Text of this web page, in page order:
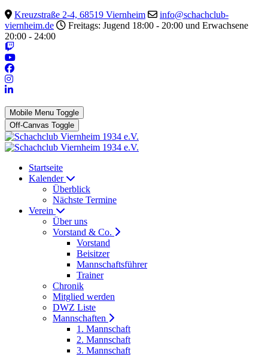
Kreuzstraße 2-4, 68519 Viernheim
info@schachclub-
viernheim.de
Freitags: Jugend 18:00 - 20:00 und Erwachsene
20:00 - 24:00
Mobile Menu Toggle
Off-Canvas Toggle
Startseite
Kalender
Überblick
Nächste Termine
Verein
Über uns
Vorstand & Co.
Vorstand
Beisitzer
Mannschaftsführer
Trainer
Chronik
Mitglied werden
DWZ Liste
Mannschaften
1. Mannschaft
2. Mannschaft
3. Mannschaft